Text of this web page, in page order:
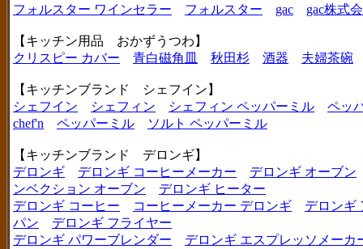
フォルスター ワインセラー
フォルスター gac gac株式
【キッチン用品 おかずうつわ】
クリスピー カバー
青白磁角皿 秋田杉 酒器 夫婦茶碗
【キッチンブランド シェフイン】
シェフイン
シェフィン シェフィン ペッパーミル
ペッ
chef'n
ペッパーミル ソルト ペッパーミル
【キッチンブランド デロンギ】
デロンギ
デロンギ コーヒーメーカー
デロンギ オーブン
ンベクション オーブン
デロンギ ヒーター
デロンギ コーヒー
コーヒーメーカー デロンギ
デロンギ
パン
デロンギ フライヤー
デロンギ パワーブレンダー
デロンギ エスプレッソメーカ